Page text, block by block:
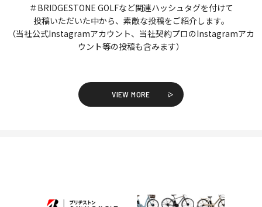
＃BRIDGESTONE GOLFなど関連ハッシュタグを付けて
投稿いただいた中から、素敵な投稿をご紹介します。
（当社公式Instagramアカウント、当社契約プロのInstagramアカ
ウント等の投稿も含みます）
VIEW MORE